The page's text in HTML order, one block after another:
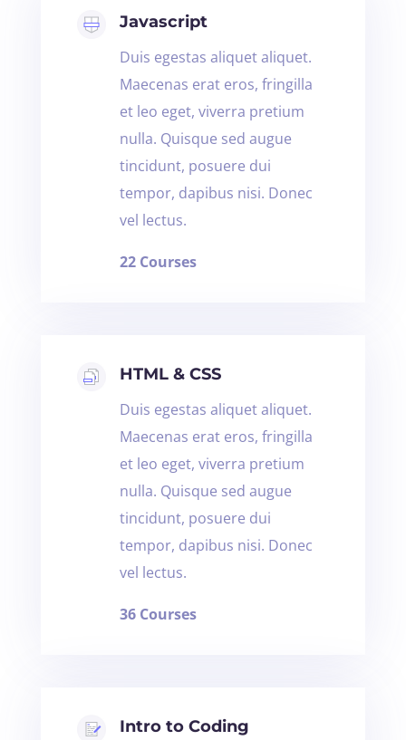
Javascript
Duis egestas aliquet aliquet.
Maecenas erat eros, fringilla
et leo eget, viverra pretium
nulla. Quisque sed augue
tincidunt, posuere dui
tempor, dapibus nisi. Donec
vel lectus.
22 Courses
HTML & CSS
Duis egestas aliquet aliquet.
Maecenas erat eros, fringilla
et leo eget, viverra pretium
nulla. Quisque sed augue
tincidunt, posuere dui
tempor, dapibus nisi. Donec
vel lectus.
36 Courses
Intro to Coding